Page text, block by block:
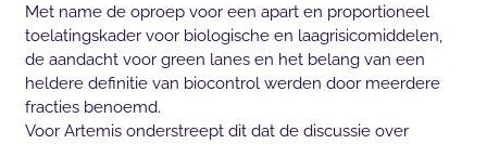
Met name de oproep voor een apart en proportioneel
toelatingskader voor biologische en laagrisicomiddelen,
de aandacht voor green lanes en het belang van een
heldere definitie van biocontrol werden door meerdere
fracties benoemd.
Voor Artemis onderstreept dit dat de discussie over